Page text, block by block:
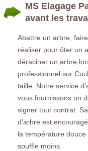
MS Elagage
avant les
Abattre un arbre,
réaliser pour ôter un
déraciner un arbre
professionnel sur
taille. Notre service
vous fournissons un
signer tout contrat.
d’arbre est
la température douce
souffle moins.